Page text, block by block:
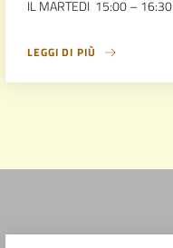
IL MARTEDI 15:00 –
LEGGI DI PIÙ